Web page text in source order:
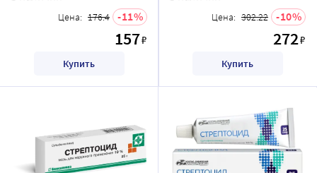
Цена: 176.4 11
157₽
Купить
Цена: 302.22 10
272₽
Купить